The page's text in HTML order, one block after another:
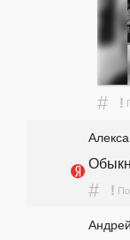
# !
# !